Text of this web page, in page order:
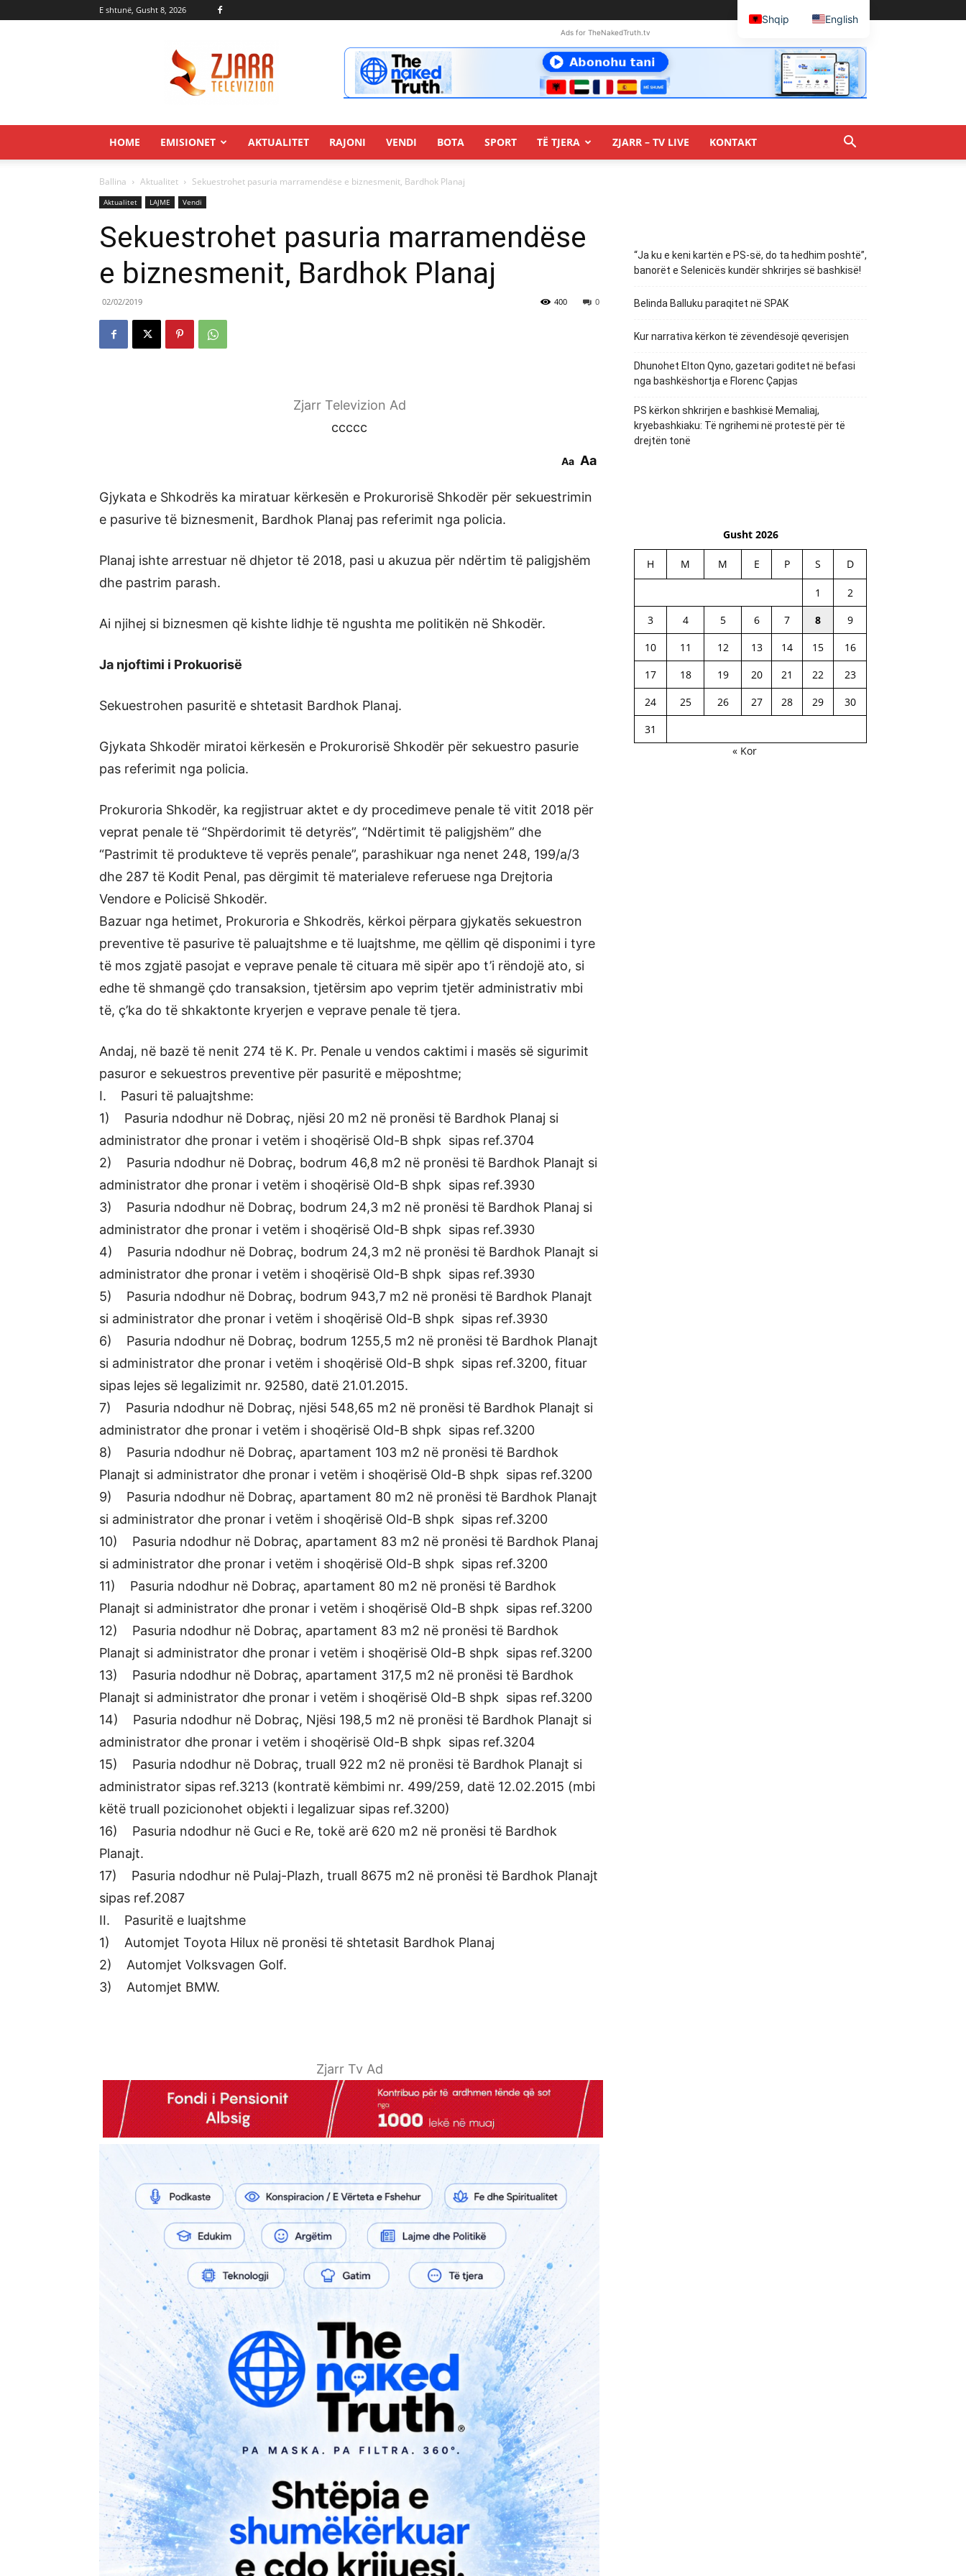
E shtunë, Gusht 8, 2026
Ads for TheNakedTruth.tv
HOME EMISIONET AKTUALITET RAJONI VENDI BOTA SPORT TË TJERA ZJARR – TV LIVE KONTAKT
Ballina Aktualitet Sekuestrohet pasuria marramendëse e biznesmenit, Bardhok Planaj
Aktualitet LAJME Vendi
Sekuestrohet pasuria marramendëse
e biznesmenit, Bardhok Planaj
02/02/2019 0
400
Zjarr Televizion Ad
ccccc
Aa Aa
Gjykata e Shkodrës ka miratuar kërkesën e Prokurorisë Shkodër për sekuestrimin
e pasurive të biznesmenit, Bardhok Planaj pas referimit nga policia.
Planaj ishte arrestuar në dhjetor të 2018, pasi u akuzua për ndërtim të paligjshëm
dhe pastrim parash.
Ai njihej si biznesmen që kishte lidhje të ngushta me politikën në Shkodër.
Ja njoftimi i Prokuorisë
Sekuestrohen pasuritë e shtetasit Bardhok Planaj.
Gjykata Shkodër miratoi kërkesën e Prokurorisë Shkodër për sekuestro pasurie
pas referimit nga policia.
Prokuroria Shkodër, ka regjistruar aktet e dy procedimeve penale të vitit 2018 për
veprat penale të “Shpërdorimit të detyrës”, “Ndërtimit të paligjshëm” dhe
“Pastrimit të produkteve të veprës penale”, parashikuar nga nenet 248, 199/a/3
dhe 287 të Kodit Penal, pas dërgimit të materialeve referuese nga Drejtoria
Vendore e Policisë Shkodër.
Bazuar nga hetimet, Prokuroria e Shkodrës, kërkoi përpara gjykatës sekuestron
preventive të pasurive të paluajtshme e të luajtshme, me qëllim që disponimi i tyre
të mos zgjatë pasojat e veprave penale të cituara më sipër apo t’i rëndojë ato, si
edhe të shmangë çdo transaksion, tjetërsim apo veprim tjetër administrativ mbi
të, ç’ka do të shkaktonte kryerjen e veprave penale të tjera.
Andaj, në bazë të nenit 274 të K. Pr. Penale u vendos caktimi i masës së sigurimit
pasuror e sekuestros preventive për pasuritë e mëposhtme;
I. Pasuri të paluajtshme:
1) Pasuria ndodhur në Dobraç, njësi 20 m2 në pronësi të Bardhok Planaj si
administrator dhe pronar i vetëm i shoqërisë Old-B shpk sipas ref.3704
2) Pasuria ndodhur në Dobraç, bodrum 46,8 m2 në pronësi të Bardhok Planajt si
administrator dhe pronar i vetëm i shoqërisë Old-B shpk sipas ref.3930
3) Pasuria ndodhur në Dobraç, bodrum 24,3 m2 në pronësi të Bardhok Planaj si
administrator dhe pronar i vetëm i shoqërisë Old-B shpk sipas ref.3930
4) Pasuria ndodhur në Dobraç, bodrum 24,3 m2 në pronësi të Bardhok Planajt si
administrator dhe pronar i vetëm i shoqërisë Old-B shpk sipas ref.3930
5) Pasuria ndodhur në Dobraç, bodrum 943,7 m2 në pronësi të Bardhok Planajt
si administrator dhe pronar i vetëm i shoqërisë Old-B shpk sipas ref.3930
6) Pasuria ndodhur në Dobraç, bodrum 1255,5 m2 në pronësi të Bardhok Planajt
si administrator dhe pronar i vetëm i shoqërisë Old-B shpk sipas ref.3200, fituar
sipas lejes së legalizimit nr. 92580, datë 21.01.2015.
7) Pasuria ndodhur në Dobraç, njësi 548,65 m2 në pronësi të Bardhok Planajt si
administrator dhe pronar i vetëm i shoqërisë Old-B shpk sipas ref.3200
8) Pasuria ndodhur në Dobraç, apartament 103 m2 në pronësi të Bardhok
Planajt si administrator dhe pronar i vetëm i shoqërisë Old-B shpk sipas ref.3200
9) Pasuria ndodhur në Dobraç, apartament 80 m2 në pronësi të Bardhok Planajt
si administrator dhe pronar i vetëm i shoqërisë Old-B shpk sipas ref.3200
10) Pasuria ndodhur në Dobraç, apartament 83 m2 në pronësi të Bardhok Planaj
si administrator dhe pronar i vetëm i shoqërisë Old-B shpk sipas ref.3200
11) Pasuria ndodhur në Dobraç, apartament 80 m2 në pronësi të Bardhok
Planajt si administrator dhe pronar i vetëm i shoqërisë Old-B shpk sipas ref.3200
12) Pasuria ndodhur në Dobraç, apartament 83 m2 në pronësi të Bardhok
Planajt si administrator dhe pronar i vetëm i shoqërisë Old-B shpk sipas ref.3200
13) Pasuria ndodhur në Dobraç, apartament 317,5 m2 në pronësi të Bardhok
Planajt si administrator dhe pronar i vetëm i shoqërisë Old-B shpk sipas ref.3200
14) Pasuria ndodhur në Dobraç, Njësi 198,5 m2 në pronësi të Bardhok Planajt si
administrator dhe pronar i vetëm i shoqërisë Old-B shpk sipas ref.3204
15) Pasuria ndodhur në Dobraç, truall 922 m2 në pronësi të Bardhok Planajt si
administrator sipas ref.3213 (kontratë këmbimi nr. 499/259, datë 12.02.2015 (mbi
këtë truall pozicionohet objekti i legalizuar sipas ref.3200)
16) Pasuria ndodhur në Guci e Re, tokë arë 620 m2 në pronësi të Bardhok
Planajt.
17) Pasuria ndodhur në Pulaj-Plazh, truall 8675 m2 në pronësi të Bardhok Planajt
sipas ref.2087
II. Pasuritë e luajtshme
1) Automjet Toyota Hilux në pronësi të shtetasit Bardhok Planaj
2) Automjet Volksvagen Golf.
3) Automjet BMW.
Zjarr Tv Ad
“Ja ku e keni kartën e PS-së, do ta hedhim poshtë”,
banorët e Selenicës kundër shkrirjes së bashkisë!
Belinda Balluku paraqitet në SPAK
Kur narrativa kërkon të zëvendësojë qeverisjen
Dhunohet Elton Qyno, gazetari goditet në befasi
nga bashkëshortja e Florenc Çapjas
PS kërkon shkrirjen e bashkisë Memaliaj,
kryebashkiaku: Të ngrihemi në protestë për të
drejtën tonë
Gusht 2026
H M M E P S D
1
2
3
4 5 6 7 8
9
10
11 12 13 14 15
16
17
18 19 20 21 22
23
24
25 26 27 28 29
30
31
« Kor
Shqip English